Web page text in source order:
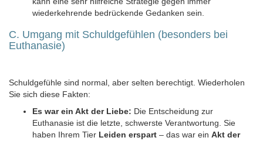
wiederkehrende bedrückende Gedanken sein.
C. Umgang mit Schuldgefühlen (besonders bei
Euthanasie)
Schuldgefühle sind normal, aber selten berechtigt. Wiederholen
Sie sich diese Fakten:
Es war ein Akt der Liebe: Die Entscheidung zur
Euthanasie ist die letzte, schwerste Verantwortung. Sie
haben Ihrem Tier Leiden erspart – das war ein Akt der